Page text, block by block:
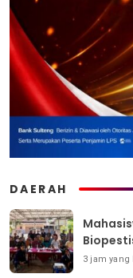
DAERAH
3 jam yang